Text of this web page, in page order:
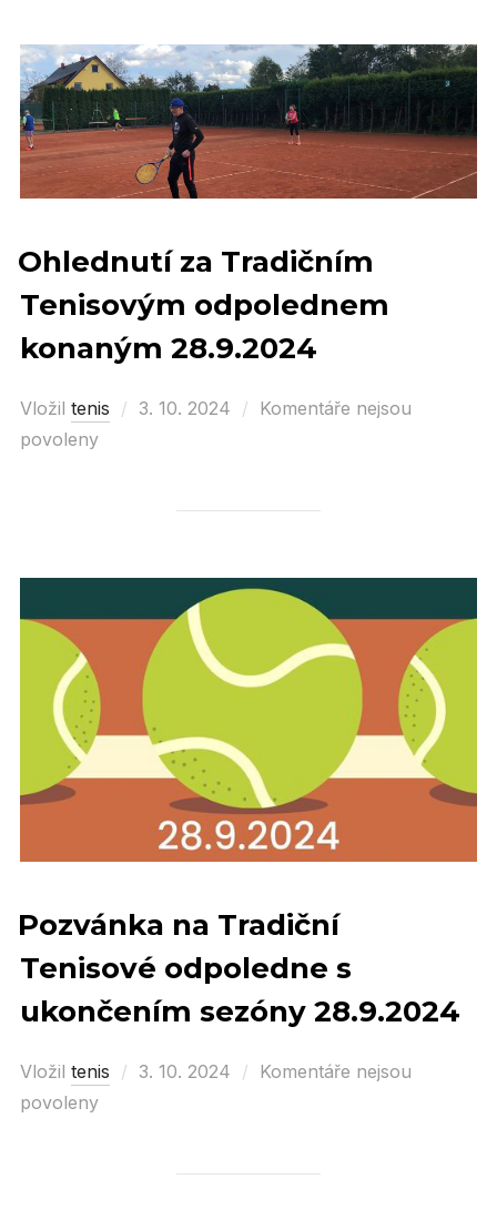
Ohlednutí za Tradičním
Tenisovým odpolednem
konaným 28.9.2024
Vložil tenis
Posted
3. 10. 2024
Komentáře nejsou
povoleny
Pozvánka na Tradiční
Tenisové odpoledne s
ukončením sezóny 28.9.2024
Vložil tenis
Posted
3. 10. 2024
Komentáře nejsou
povoleny